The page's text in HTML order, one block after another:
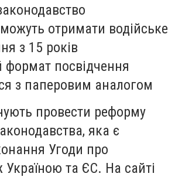
отримати водійське
з 15 років
посвідчення
з паперовим аналогом
провести реформу
яка є
Угоди про
Україною та ЄС. На сайті